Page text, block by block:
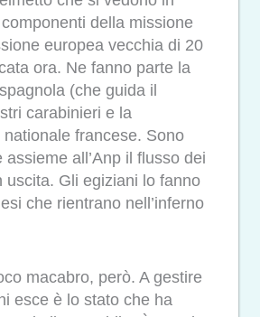
della missione
europea vecchia di 20
ora. Ne fanno parte la
(che guida il
carabinieri e la
francese. Sono
assieme all’Anp il flusso dei
uscita. Gli egiziani lo fanno
che rientrano nell’inferno
macabro, però. A gestire
esce è lo stato che ha